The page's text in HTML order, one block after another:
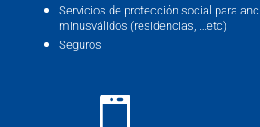
Servicios de protección social para
minusválidos (residencias, …etc)
Seguros